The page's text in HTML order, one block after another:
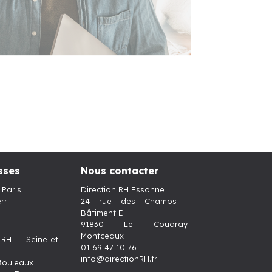
Seine-et-
Nous contacter
Direction RH Essonne
24 rue des Champs –
Bâtiment E
91830 Le Coudray-
Montceaux
01 69 47 10 76
info@directionRH.fr